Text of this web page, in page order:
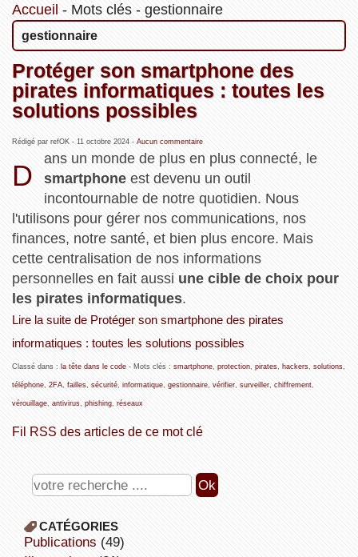
Accueil - Mots clés- gestionnaire
gestionnaire
Protéger son smartphone des
pirates informatiques : toutes les
solutions possibles
Rédigé par refOK - 11 octobre 2024- Aucun commentaire
D
ans un monde de plus en plus connecté, le
smartphone est devenu un outil
incontournable de notre quotidien. Nous
l'utilisons pour gérer nos communications, nos
finances, notre santé, et bien plus encore. Mais
cette centralisation de nos informations
personnelles en fait aussi une cible de choix pour
les pirates informatiques.
Lire la suite de Protéger son smartphone des pirates
informatiques : toutes les solutions possibles
Classé dans : la tête dans le code- Mots clés : smartphone, protection, pirates, hackers, solutions,
téléphone, 2FA, failles, sécurité, informatique, gestionnaire, vérifier, surveiller, chiffrement,
vérouillage, antivirus, phishing, réseaux
Fil RSS des articles de ce mot clé
CATÉGORIES
publications (49)